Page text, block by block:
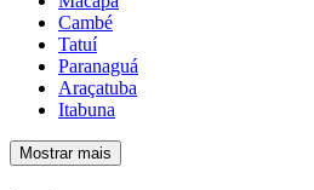
Cambé
Tatuí
Paranaguá
Araçatuba
Itabuna
Mostrar mais